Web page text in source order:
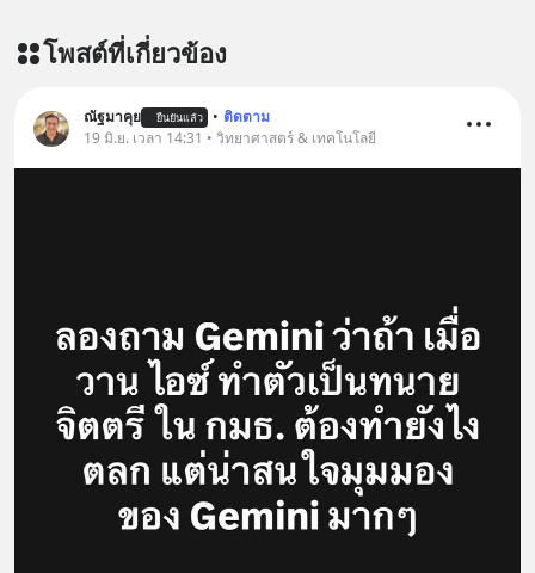
โพสต์ที่เกี่ยวข้อง
ณัฐมาคุย ยืนยันแล้ว • ติดตาม
19 มิ.ย. เวลา 14:31 • วิทยาศาสตร์ & เทคโนโลยี